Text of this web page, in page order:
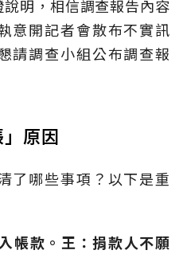
明，相信調查報告內容
意開記者會散布不實訊
請調查小組公布調查報
原因
了哪些事項？以下是重
帳款。王：捐款人不願